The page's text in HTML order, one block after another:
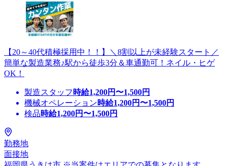
【20～40代積極採用中！！】＼8割以上が未経験スタート／
簡単な製造業務♪駅から徒歩3分＆車通勤可！ネイル・ヒゲ
OK！
製造スタッフ 時給1,200円〜1,500円
機械オペレーション時給1,200円〜1,500円
検品時給1,200円〜1,500円
勤務地
面接地